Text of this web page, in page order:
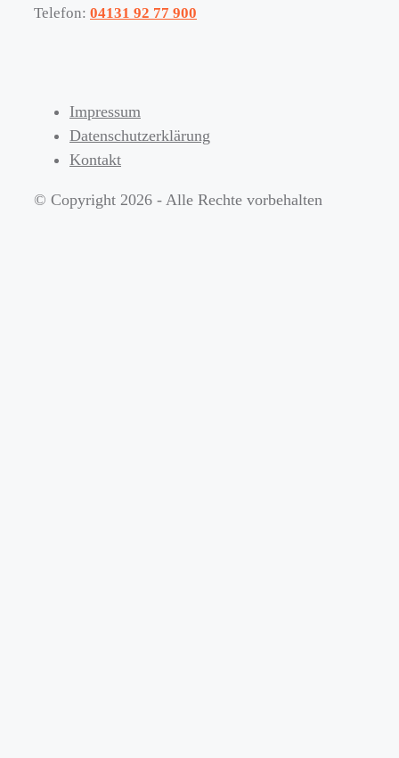
Telefon: 04131 92 77 900
Impressum
Datenschutzerklärung
Kontakt
© Copyright 2026 - Alle Rechte vorbehalten